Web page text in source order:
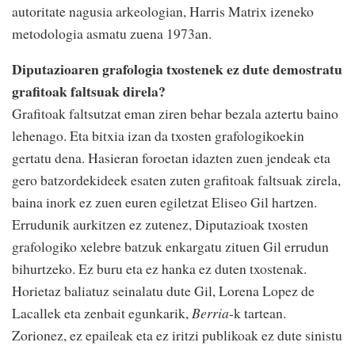
autoritate nagusia arkeologian, Harris Matrix izeneko
metodologia asmatu zuena 1973an.
Diputazioaren grafologia txostenek ez dute demostratu
grafitoak faltsuak direla?
Grafitoak faltsutzat eman ziren behar bezala aztertu baino
lehenago. Eta bitxia izan da txosten grafologikoekin
gertatu dena. Hasieran foroetan idazten zuen jendeak eta
gero batzordekideek esaten zuten grafitoak faltsuak zirela,
baina inork ez zuen euren egiletzat Eliseo Gil hartzen.
Errudunik aurkitzen ez zutenez, Diputazioak txosten
grafologiko xelebre batzuk enkargatu zituen Gil errudun
bihurtzeko. Ez buru eta ez hanka ez duten txostenak.
Horietaz baliatuz seinalatu dute Gil, Lorena Lopez de
Lacallek eta zenbait egunkarik,Berria-k tartean.
Zorionez, ez epaileak eta ez iritzi publikoak ez dute sinistu